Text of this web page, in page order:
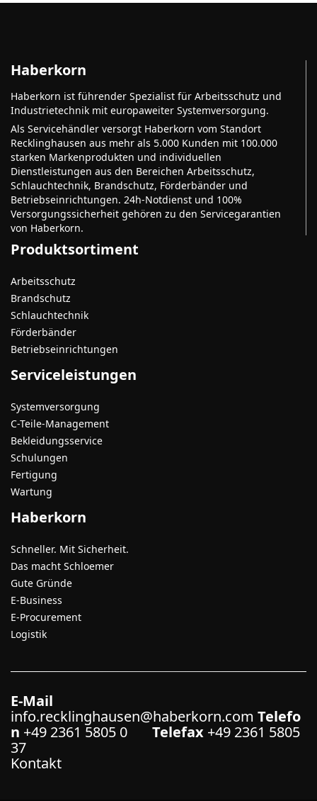
Haberkorn
Haberkorn ist führender Spezialist für Arbeitsschutz und
Industrietechnik mit europaweiter Systemversorgung.
Als Servicehändler versorgt Haberkorn vom Standort
Recklinghausen aus mehr als 5.000 Kunden mit 100.000
starken Markenprodukten und individuellen
Dienstleistungen aus den Bereichen Arbeitsschutz,
Schlauchtechnik, Brandschutz, Förderbänder und
Betriebseinrichtungen. 24h-Notdienst und 100%
Versorgungssicherheit gehören zu den Servicegarantien
von Haberkorn.
Produktsortiment
Arbeitsschutz
Brandschutz
Schlauchtechnik
Förderbänder
Betriebseinrichtungen
Serviceleistungen
Systemversorgung
C-Teile-Management
Bekleidungsservice
Schulungen
Fertigung
Wartung
Haberkorn
Schneller. Mit Sicherheit.
Das macht Schloemer
Gute Gründe
E-Business
E-Procurement
Logistik
E-Mail
info.recklinghausen@haberkorn.com Telefo
n +49 2361 5805 0 Telefax +49 2361 5805
37
Kontakt